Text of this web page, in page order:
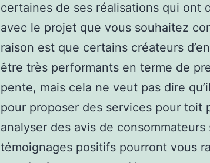
certaines de ses réalisations qui ont
avec le projet que vous souhaitez
raison est que certains créateurs
être très performants en terme de
pente, mais cela ne veut pas dire
pour proposer des services pour toit
analyser des avis de consommateurs
témoignages positifs pourront vous